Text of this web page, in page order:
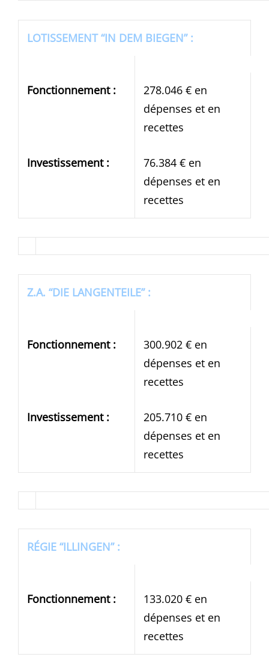
LOTISSEMENT “IN DEM BIEGEN” :
Fonctionnement :
278.046 € en
dépenses et en
recettes
Investissement :
76.384 € en
dépenses et en
recettes
Z.A. “DIE LANGENTEILE” :
Fonctionnement :
300.902 € en
dépenses et en
recettes
Investissement :
205.710 € en
dépenses et en
recettes
RÉGIE “ILLINGEN” :
Fonctionnement :
133.020 € en
dépenses et en
recettes